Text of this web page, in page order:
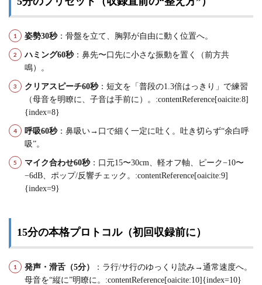
姿勢30秒：骨盤を立て、胸郭が自由に動く位置へ。
ハミング60秒：鼻先〜口先に小さな振動を置く（前方共
鳴）。
クリアスピーチ60秒：短文を「普段の1.3倍はっきり」で練習
（母音を明瞭に、子音は手前に）。:contentReference[oaicite:8]
{index=8}
呼吸60秒：鼻吸い→口で細く一定に吐く。吐き切らず“余白呼
吸”。
マイク合わせ60秒：口元15〜30cm、軽オフ軸、ピーク−10〜
−6dB、ポップ/反響チェック。:contentReference[oaicite:9]
{index=9}
15分の本格プロトコル（初回収録前に）
発声・滑舌（5分）
：ラ行/サ行のゆっくり読み→通常速度へ。
母音を“縦に”明瞭に。:contentReference[oaicite:10]{index=10}